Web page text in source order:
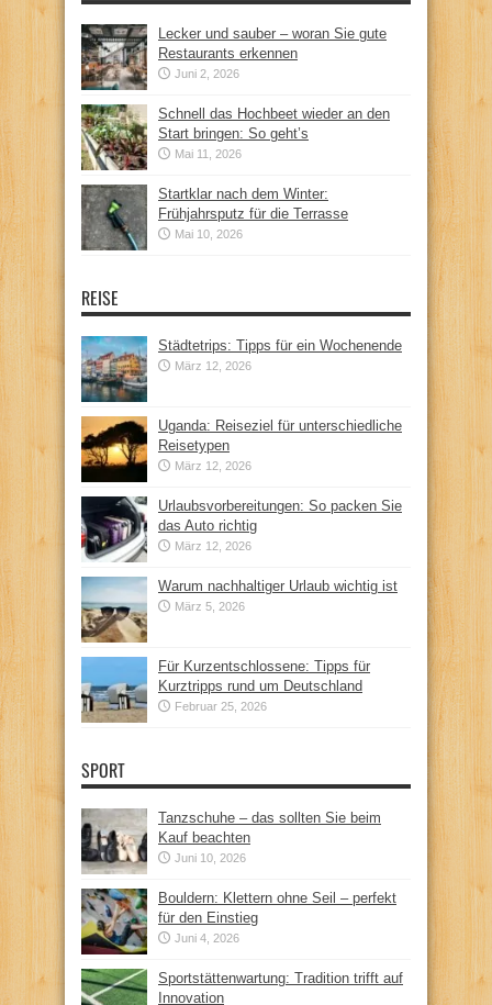
Lecker und sauber – woran Sie gute
Restaurants erkennen
Juni 2, 2026
Schnell das Hochbeet wieder an den
Start bringen: So geht’s
Mai 11, 2026
Startklar nach dem Winter:
Frühjahrsputz für die Terrasse
Mai 10, 2026
REISE
Städtetrips: Tipps für ein Wochenende
März 12, 2026
Uganda: Reiseziel für unterschiedliche
Reisetypen
März 12, 2026
Urlaubsvorbereitungen: So packen Sie
das Auto richtig
März 12, 2026
Warum nachhaltiger Urlaub wichtig ist
März 5, 2026
Für Kurzentschlossene: Tipps für
Kurztripps rund um Deutschland
Februar 25, 2026
SPORT
Tanzschuhe – das sollten Sie beim
Kauf beachten
Juni 10, 2026
Bouldern: Klettern ohne Seil – perfekt
für den Einstieg
Juni 4, 2026
Sportstättenwartung: Tradition trifft auf
Innovation